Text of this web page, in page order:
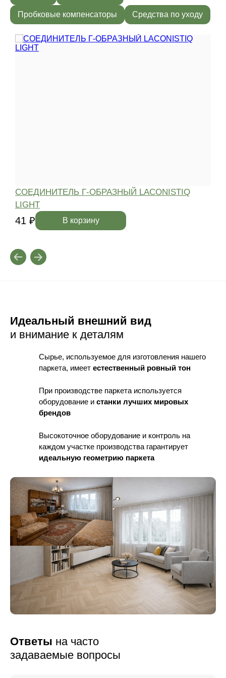
Пробковые компенсаторы Средства по уходу
СОЕДИНИТЕЛЬ Г-ОБРАЗНЫЙ LACONISTIQ
LIGHT
41 ₽ В корзину
Идеальный внешний вид
и внимание к деталям
Сырье, используемое для изготовления нашего
паркета, имеет естественный ровный тон
При производстве паркета используется
оборудование и станки лучших мировых
брендов
Высокоточное оборудование и контроль на
каждом участке производства гарантирует
идеальную геометрию паркета
Ответы на часто
задаваемые вопросы